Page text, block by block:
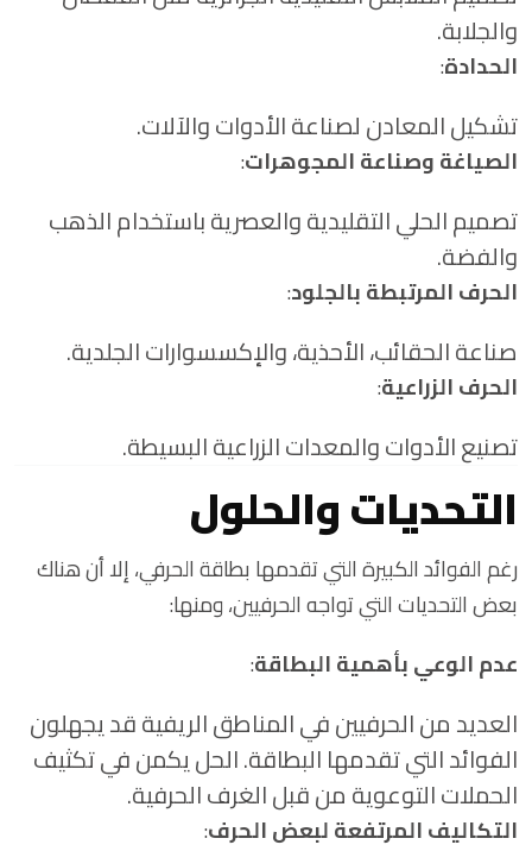
والجلابة.
الحدادة:
تشكيل المعادن لصناعة الأدوات والآلات.
الصياغة وصناعة المجوهرات:
تصميم الحلي التقليدية والعصرية باستخدام الذهب
والفضة.
الحرف المرتبطة بالجلود:
صناعة الحقائب، الأحذية، والإكسسوارات الجلدية.
الحرف الزراعية:
تصنيع الأدوات والمعدات الزراعية البسيطة.
التحديات والحلول
رغم الفوائد الكبيرة التي تقدمها بطاقة الحرفي، إلا أن هناك
بعض التحديات التي تواجه الحرفيين، ومنها:
عدم الوعي بأهمية البطاقة:
العديد من الحرفيين في المناطق الريفية قد يجهلون
الفوائد التي تقدمها البطاقة. الحل يكمن في تكثيف
الحملات التوعوية من قبل الغرف الحرفية.
التكاليف المرتفعة لبعض الحرف: